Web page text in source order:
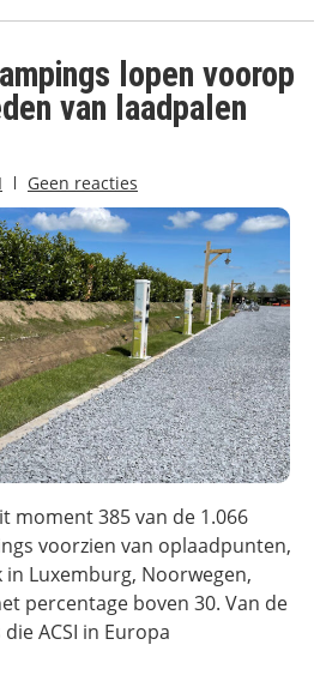
lopen voorop
van laadpalen
Geen reacties
moment 385 van de 1.066
voorzien van oplaadpunten,
in Luxemburg, Noorwegen,
percentage boven 30. Van de
ACSI in Europa